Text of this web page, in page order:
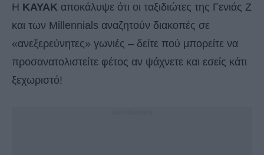
Η KAYAK αποκάλυψε ότι οι ταξιδιώτες της Γενιάς Ζ
και των Millennials αναζητούν διακοπές σε
«ανεξερεύνητες» γωνιές – δείτε πού μπορείτε να
προσανατολιστείτε φέτος αν ψάχνετε και εσείς κάτι
ξεχωριστό!